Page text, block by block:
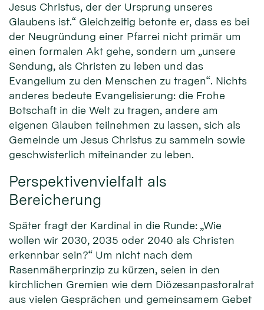
Jesus Christus, der der Ursprung unseres
Glaubens ist.“ Gleichzeitig betonte er, dass es bei
der Neugründung einer Pfarrei nicht primär um
einen formalen Akt gehe, sondern um „unsere
Sendung, als Christen zu leben und das
Evangelium zu den Menschen zu tragen“. Nichts
anderes bedeute Evangelisierung: die Frohe
Botschaft in die Welt zu tragen, andere am
eigenen Glauben teilnehmen zu lassen, sich als
Gemeinde um Jesus Christus zu sammeln sowie
geschwisterlich miteinander zu leben.
Perspektivenvielfalt als
Bereicherung
Später fragt der Kardinal in die Runde: „Wie
wollen wir 2030, 2035 oder 2040 als Christen
erkennbar sein?“ Um nicht nach dem
Rasenmäherprinzip zu kürzen, seien in den
kirchlichen Gremien wie dem Diözesanpastoralrat
aus vielen Gesprächen und gemeinsamem Gebet